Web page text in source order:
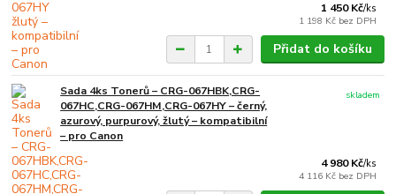
1 450 Kč/ks
1 198 Kč bez DPH
Přidat do košíku
Sada 4ks Tonerů – CRG-067HBK,CRG-
067HC,CRG-067HM,CRG-067HY – černý,
azurový, purpurový, žlutý – kompatibilní
– pro Canon
4 980 Kč/ks
4 116 Kč bez DPH
skladem